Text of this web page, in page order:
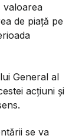
valoarea
de piață pe
General al
acțiuni și
se va